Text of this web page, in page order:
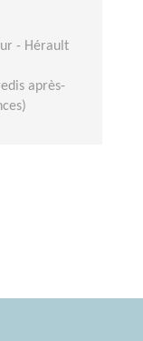
- Hérault
après-